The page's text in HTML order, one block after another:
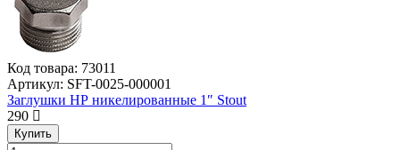
Код товара: 73011
Артикул: SFT-0025-000001
Заглушки НР никелированные 1″ Stout
290
Купить